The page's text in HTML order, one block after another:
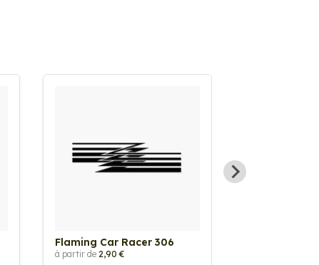
Flaming Car Racer 306
à partir de 2,90 €